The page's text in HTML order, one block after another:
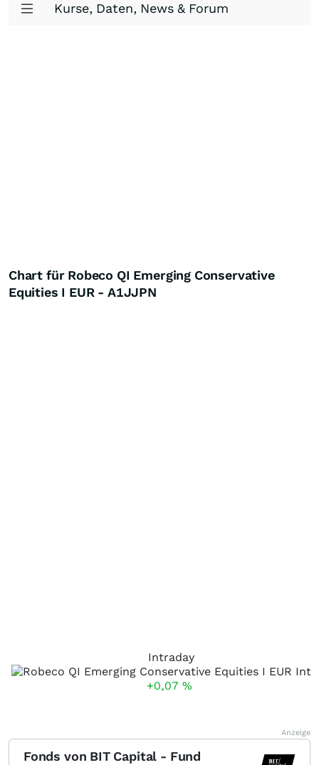
Kurse, Daten, News & Forum
Chart für Robeco QI Emerging Conservative
Equities I EUR - A1JJPN
Intraday
+0,07 %
Anzeige
Fonds von BIT Capital - Fund